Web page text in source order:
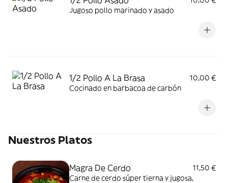
Jugoso pollo marinado y asado
1/2 Pollo A La Brasa
10,00 €
Cocinado en barbacoa de carbón
Nuestros Platos
Magra De Cerdo
11,50 €
Carne de cerdo súper tierna y jugosa,